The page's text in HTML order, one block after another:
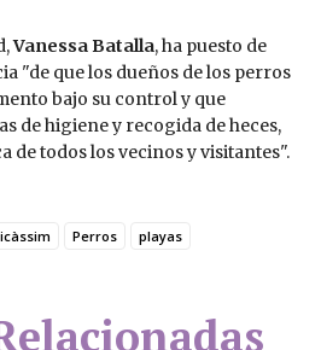
Vanessa Batalla, ha puesto de
"de que los dueños de los perros
bajo su control y que
de higiene y recogida de heces,
de todos los vecinos y visitantes".
Perros playas